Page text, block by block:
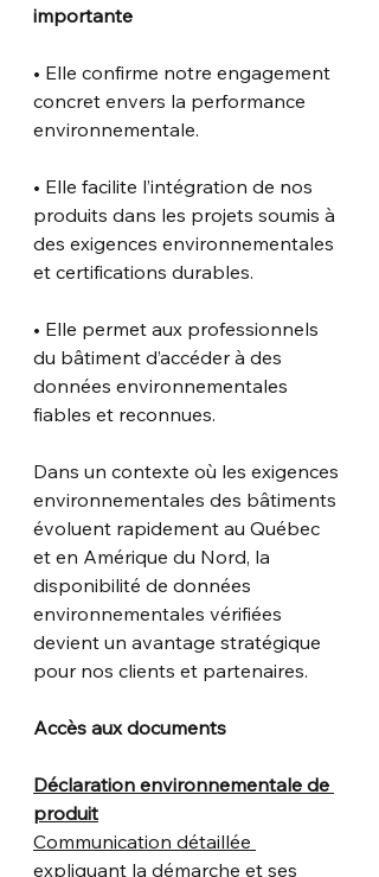
importante
• Elle confirme notre engagement
concret envers la performance
environnementale.
• Elle facilite l’intégration de nos
produits dans les projets soumis à
des exigences environnementales
et certifications durables.
• Elle permet aux professionnels
du bâtiment d’accéder à des
données environnementales
fiables et reconnues.
Dans un contexte où les exigences
environnementales des bâtiments
évoluent rapidement au Québec
et en Amérique du Nord, la
disponibilité de données
environnementales vérifiées
devient un avantage stratégique
pour nos clients et partenaires.
Accès aux documents
Déclaration environnementale de
produit
Communication détaillée
expliquant la démarche et ses